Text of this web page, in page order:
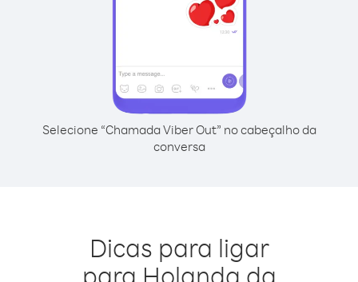
Selecione “Chamada Viber Out” no cabeçalho da
conversa
Dicas para ligar
para Holanda da